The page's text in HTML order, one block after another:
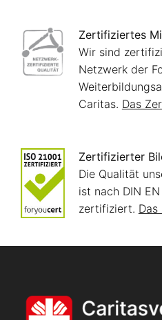
Zertifiziertes
Wir sind
Netzwerk der
Caritas. Das
Zertifizierter
Die Qualität
ist nach DIN EN
zertifiziert.